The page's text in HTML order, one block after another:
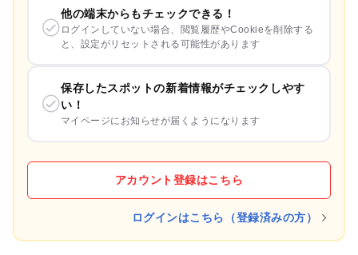
他の端末からもチェックできる！
ログインしていない場合、閲覧履歴やCookieを削除する
と、設定がリセットされる可能性があります
保存したスポットの新着情報がチェックしやす
い！
マイページにお知らせが届くようになります
アカウント登録はこちら
ログインはこちら（登録済みの方）